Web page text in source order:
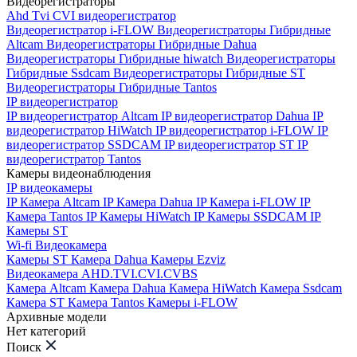
Ahd Tvi CVI видеорегистратор
Видеорегистратор i-FLOW Видеорегистраторы Гибридные
Altcam Видеорегистраторы Гибридные Dahua
Видеорегистраторы Гибридные hiwatch Видеорегистраторы
Гибридные Ssdcam Видеорегистраторы Гибридные ST
Видеорегистраторы Гибридные Tantos
IP видеорегистратор
IP видеорегистратор Altcam IP видеорегистратор Dahua IP
видеорегистратор HiWatch IP видеорегистратор i-FLOW IP
видеорегистратор SSDCAM IP видеорегистратор ST IP
видеорегистратор Tantos
Камеры видеонаблюдения
IP видеокамеры
IP Камера Altcam IP Камера Dahua IP Камера i-FLOW IP
Камера Tantos IP Камеры HiWatch IP Камеры SSDCAM IP
Камеры ST
Wi-fi Видеокамера
Камеры ST Камера Dahua Камеры Ezviz
Видеокамера AHD.TVI.CVI.CVBS
Камера Altcam Камера Dahua Камера HiWatch Камера Ssdcam
Камера ST Камера Tantos Камеры i-FLOW
Архивные модели
Нет категорий
Поиск